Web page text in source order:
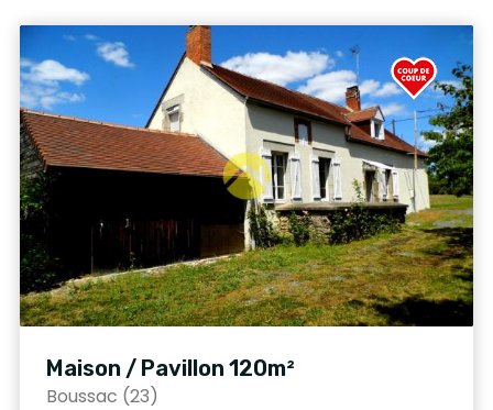
Maison / Pavillon 120m²
Boussac (23)